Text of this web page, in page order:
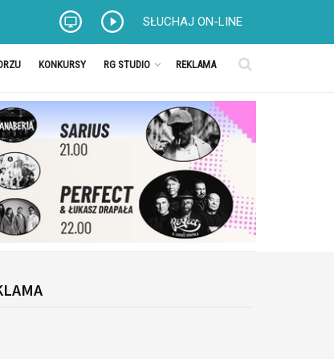
SŁUCHAJ ON-LINE
KONKURSY RG STUDIO REKLAMA